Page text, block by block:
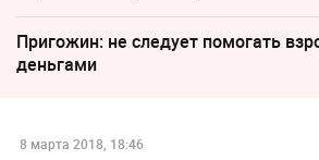
Пригожин: не следует помогать
деньгами
8 марта 2018, 18:46